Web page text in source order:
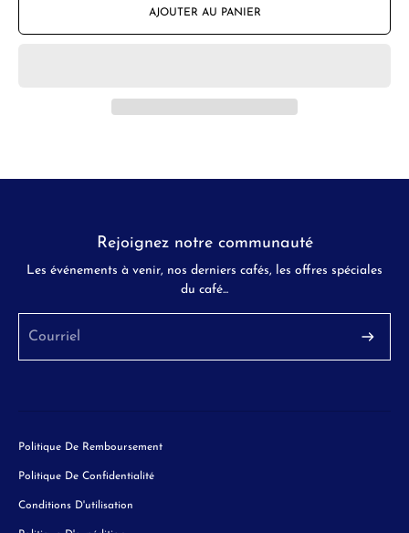
CHEMEX
AJOUTER AU PANIER
Rejoignez notre communauté
Les événements à venir, nos derniers cafés, les offres spéciales
du café...
Politique De Remboursement
Politique De Confidentialité
Conditions D'utilisation